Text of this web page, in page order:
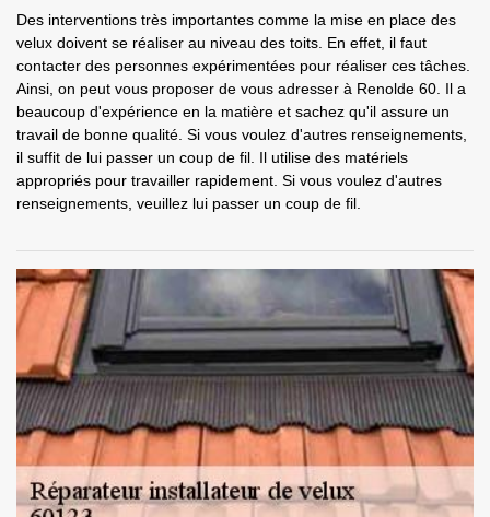
Des interventions très importantes comme la mise en place des
velux doivent se réaliser au niveau des toits. En effet, il faut
contacter des personnes expérimentées pour réaliser ces tâches.
Ainsi, on peut vous proposer de vous adresser à Renolde 60. Il a
beaucoup d'expérience en la matière et sachez qu'il assure un
travail de bonne qualité. Si vous voulez d'autres renseignements,
il suffit de lui passer un coup de fil. Il utilise des matériels
appropriés pour travailler rapidement. Si vous voulez d'autres
renseignements, veuillez lui passer un coup de fil.